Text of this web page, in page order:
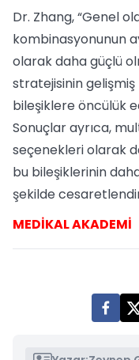
Dr. Zhang, “Genel
kombinasyonunun
olarak daha güçlü
stratejisinin
bileşiklere öncülük
Sonuçlar ayrıca,
seçenekleri olarak
bu bileşiklerinin
şekilde
MEDİKAL AKADEMİ